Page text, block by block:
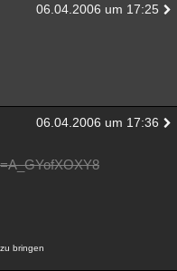
06.04.2006 um 17:25
06.04.2006 um 17:36
bringen